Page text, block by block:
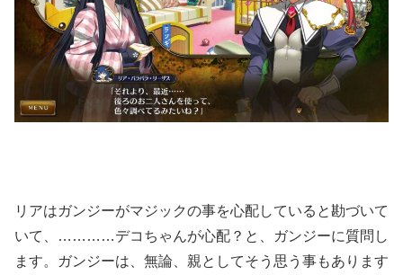
リアはガンジーがマジックの事を心配していると勘づいて
いて、…………デコちゃんが心配？と、ガンジーに質問し
ます。ガンジーは、無論、親としてそう思う事もあります